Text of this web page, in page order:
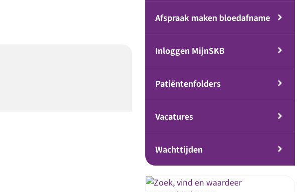
Afspraak maken bloedafname
Inloggen MijnSKB
Patiëntenfolders
Vacatures
Wachttijden